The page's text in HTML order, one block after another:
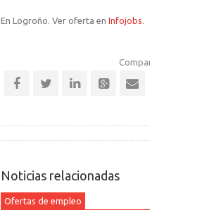
En Logroño. Ver oferta en Infojobs.
Comparte esta
Noticias relacionadas
Ofertas de empleo